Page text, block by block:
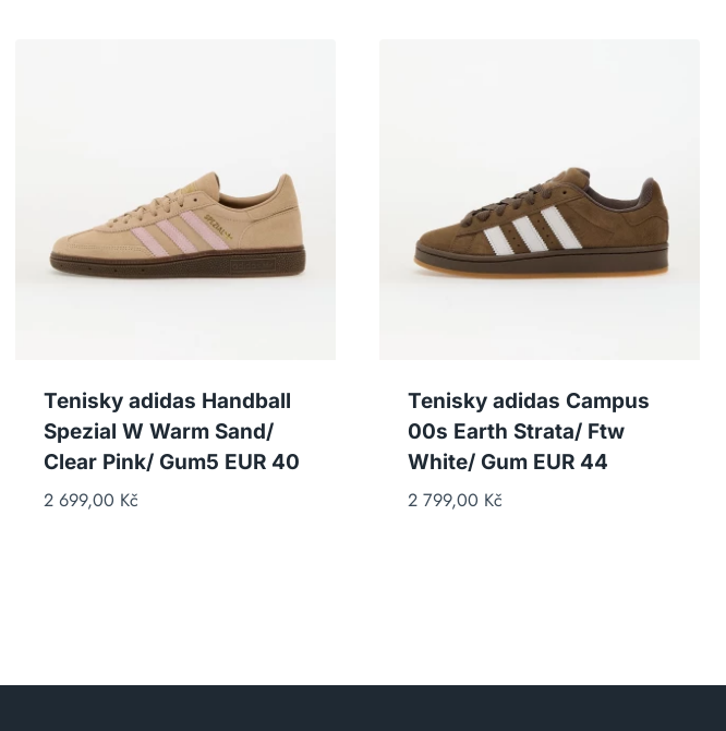
Tenisky adidas Handball
Spezial W Warm Sand/
Clear Pink/ Gum5 EUR 40
2 699,00 Kč
Tenisky adidas Campus
00s Earth Strata/ Ftw
White/ Gum EUR 44
2 799,00 Kč